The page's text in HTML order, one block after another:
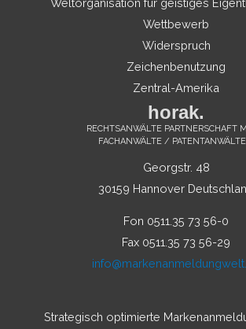
Wettbewerb
Widerspruch
Zeichenbenutzung
Zentral-Amerika
horak.
RECHTSANWÄLTE PARTNERSCHAFT
FACHANWÄLTE /
Georgstr. 48
30159 Hannover
Fon 0511.35 73 56-0
Fax 0511.35 73 56-29
Strategisch optimierte